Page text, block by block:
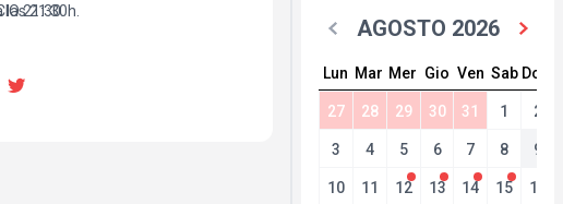
21:30h.
21:30.
AGOSTO 2026
Lun Mar Mer Gio Ven Sab Dom
27 28 29 30 31 1 2
3 4 5 6 7 8 9
10 11 12 13 14 15 16